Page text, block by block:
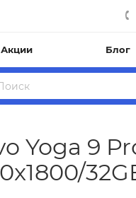
Акции Блог
Yoga 9